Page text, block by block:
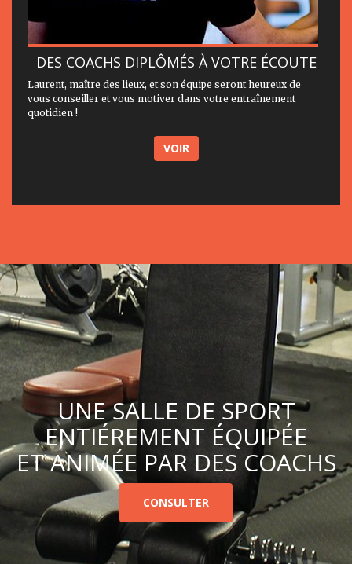
DES COACHS DIPLÔMÉS À VOTRE ÉCOUTE
Laurent, maître des lieux, et son équipe seront heureux de
vous conseiller et vous motiver dans votre entraînement
quotidien !
VOIR
UNE SALLE DE SPORT
ENTIÉREMENT ÉQUIPÉE
ET ANIMÉE PAR DES COACHS
CONSULTER